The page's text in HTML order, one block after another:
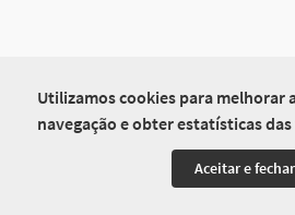
Utilizamos cookies para melhorar
navegação e obter estatísticas
Aceitar e fechar